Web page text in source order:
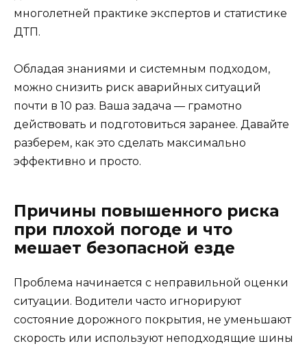
многолетней практике экспертов и статистике
ДТП.
Обладая знаниями и системным подходом,
можно снизить риск аварийных ситуаций
почти в 10 раз. Ваша задача — грамотно
действовать и подготовиться заранее. Давайте
разберем, как это сделать максимально
эффективно и просто.
Причины повышенного риска
при плохой погоде и что
мешает безопасной езде
Проблема начинается с неправильной оценки
ситуации. Водители часто игнорируют
состояние дорожного покрытия, не уменьшают
скорость или используют неподходящие шины